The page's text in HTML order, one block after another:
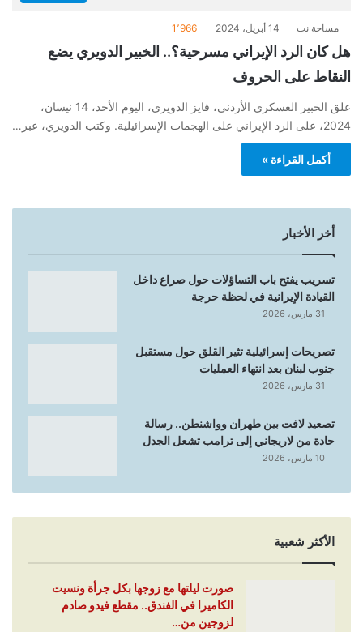
مساحة نت 14 أبريل، 2024 1٬966
هل كان الرد الإيراني مسرحية؟.. الخبير الدويري يضع
النقاط على الحروف
علق الخبير العسكري الأردني، فايز الدويري، اليوم الأحد، 14 نيسان،
2024، على الرد الإيراني على الهجمات الإسرائيلية. وكتب الدويري، عبر…
أكمل القراءة »
أخر الأخبار
تسريب يفتح باب التساؤلات حول صراع داخل
القيادة الإيرانية في لحظة حرجة
31 مارس، 2026
تصريحات إسرائيلية تثير القلق حول مستقبل
جنوب لبنان بعد انتهاء العمليات
31 مارس، 2026
تصعيد لافت بين طهران وواشنطن.. رسالة
حادة من لاريجاني إلى ترامب تشعل الجدل
10 مارس، 2026
الأكثر شعبية
صورت ليلتها مع زوجها بكل جرأة ونسيت
الكاميرا في الفندق.. مقطع فيدو صادم
لزوجين من…